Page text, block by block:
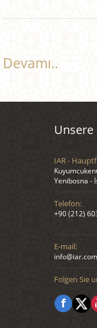
Devamı..
IAR -
Yenibosna -
Telefon:
+90 (212)
E-mail:
Folgen Sie